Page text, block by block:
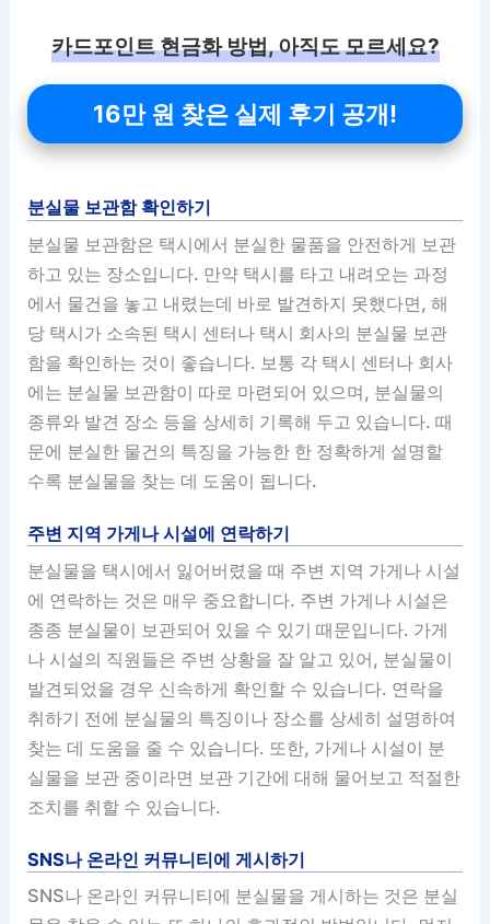
카드포인트 현금화 방법, 아직도 모르세요?
16만 원 찾은 실제 후기 공개!
분실물 보관함 확인하기
분실물 보관함은 택시에서 분실한 물품을 안전하게 보관
하고 있는 장소입니다. 만약 택시를 타고 내려오는 과정
에서 물건을 놓고 내렸는데 바로 발견하지 못했다면, 해
당 택시가 소속된 택시 센터나 택시 회사의 분실물 보관
함을 확인하는 것이 좋습니다. 보통 각 택시 센터나 회사
에는 분실물 보관함이 따로 마련되어 있으며, 분실물의
종류와 발견 장소 등을 상세히 기록해 두고 있습니다. 때
문에 분실한 물건의 특징을 가능한 한 정확하게 설명할
수록 분실물을 찾는 데 도움이 됩니다.
주변 지역 가게나 시설에 연락하기
분실물을 택시에서 잃어버렸을 때 주변 지역 가게나 시설
에 연락하는 것은 매우 중요합니다. 주변 가게나 시설은
종종 분실물이 보관되어 있을 수 있기 때문입니다. 가게
나 시설의 직원들은 주변 상황을 잘 알고 있어, 분실물이
발견되었을 경우 신속하게 확인할 수 있습니다. 연락을
취하기 전에 분실물의 특징이나 장소를 상세히 설명하여
찾는 데 도움을 줄 수 있습니다. 또한, 가게나 시설이 분
실물을 보관 중이라면 보관 기간에 대해 물어보고 적절한
조치를 취할 수 있습니다.
SNS나 온라인 커뮤니티에 게시하기
SNS나 온라인 커뮤니티에 분실물을 게시하는 것은 분실